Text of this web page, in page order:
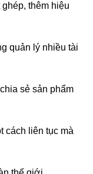
thêm hiệu
quản lý nhiều tài
sẻ sản phẩm
cách liên tục mà